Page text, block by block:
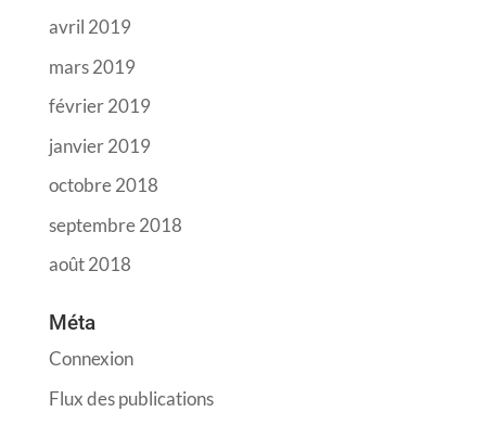
avril 2019
mars 2019
février 2019
janvier 2019
octobre 2018
septembre 2018
août 2018
Méta
Connexion
Flux des publications